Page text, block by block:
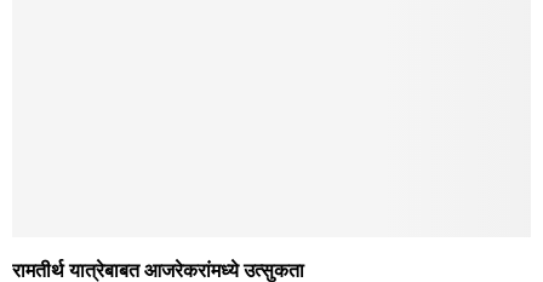
रामतीर्थ यात्रेबाबत आजरेकरांमध्ये उत्सुकता